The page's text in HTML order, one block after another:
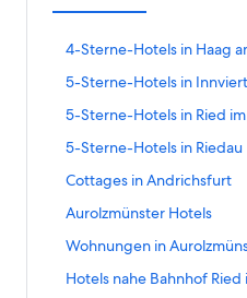
4-Sterne-Hotels in Haag
L
n
k
,
d
r
d
i
e
o
5-Sterne-Hotels in
L
n
k
,
d
r
d
e
5-Sterne-Hotels in Ried
L
n
k
d
r
d
i
5-Sterne-Hotels in Riedau
L
n
k
,
d
r
Cottages in Andrichsfurt
L
n
k
d
Aurolzmünster Hotels
L
n
k
,
Wohnungen in
L
n
Hotels nahe Bahnhof Ried
L